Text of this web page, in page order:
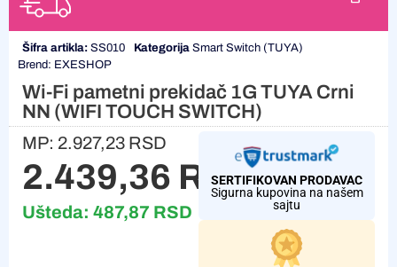
Šifra artikla: SS010 Kategorija Smart Switch (TUYA)
Brend: EXESHOP
Wi-Fi pametni prekidač 1G TUYA Crni
NN (WIFI TOUCH SWITCH)
MP: 2.927,23 RSD
2.439,36 RSD
Ušteda: 487,87 RSD
SERTIFIKOVAN PRODAVAC
Sigurna kupovina na našem
sajtu